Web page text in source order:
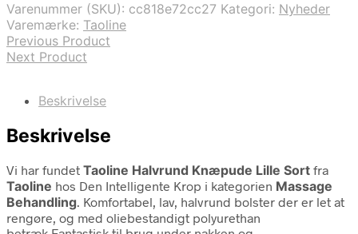
Varenummer (SKU): cc818e72cc27 Kategori: Nyheder
Varemærke: Taoline
Previous Product
Next Product
Beskrivelse
Beskrivelse
Vi har fundet Taoline Halvrund Knæpude Lille Sort fra
Taoline hos Den Intelligente Krop i kategorien Massage
Behandling. Komfortabel, lav, halvrund bolster der er let at
rengøre, og med oliebestandigt polyurethan